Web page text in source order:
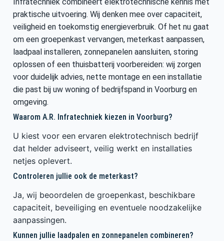
Infratechniek combineert elektrotechnische kennis met
praktische uitvoering. Wij denken mee over capaciteit,
veiligheid en toekomstig energieverbruik. Of het nu gaat
om een groepenkast vervangen, meterkast aanpassen,
laadpaal installeren, zonnepanelen aansluiten, storing
oplossen of een thuisbatterij voorbereiden: wij zorgen
voor duidelijk advies, nette montage en een installatie
die past bij uw woning of bedrijfspand in Voorburg en
omgeving.
Waarom A.R. Infratechniek kiezen in Voorburg?
U kiest voor een ervaren elektrotechnisch bedrijf
dat helder adviseert, veilig werkt en installaties
netjes oplevert.
Controleren jullie ook de meterkast?
Ja, wij beoordelen de groepenkast, beschikbare
capaciteit, beveiliging en eventuele noodzakelijke
aanpassingen.
Kunnen jullie laadpalen en zonnepanelen combineren?